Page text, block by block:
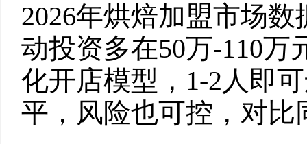
2026年烘焙加盟市场
动投资多在50万-110
化开店模型，1-2人即
平，风险也可控，对